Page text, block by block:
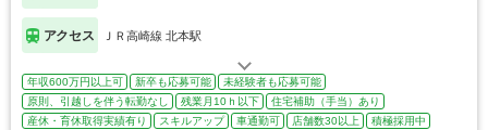
アクセス ＪＲ高崎線 北本駅
年収600万円以上可 新卒も応募可能
未経験者も応募可能
原則、引越しを伴う転勤なし
残業月10ｈ以下
住宅補助（手当）あり
産休・育休取得実績有り
スキルアップ 車通勤可 店舗数30以上
積極採用中